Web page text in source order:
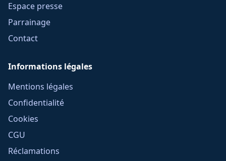
Espace presse
Parrainage
Contact
Informations légales
Mentions légales
Confidentialité
Cookies
CGU
Réclamations